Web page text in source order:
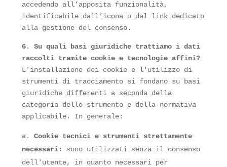
accedendo all’apposita funzionalità,
identificabile dall’icona o dal link dedicato
alla gestione del consenso.
6. Su quali basi giuridiche trattiamo i dati
raccolti tramite cookie e tecnologie affini?
L'installazione dei cookie e l'utilizzo di
strumenti di tracciamento si fondano su basi
giuridiche differenti a seconda della
categoria dello strumento e della normativa
applicabile. In generale:
Cookie tecnici e strumenti strettamente
necessari: sono utilizzati senza il consenso
dell'utente, in quanto necessari per